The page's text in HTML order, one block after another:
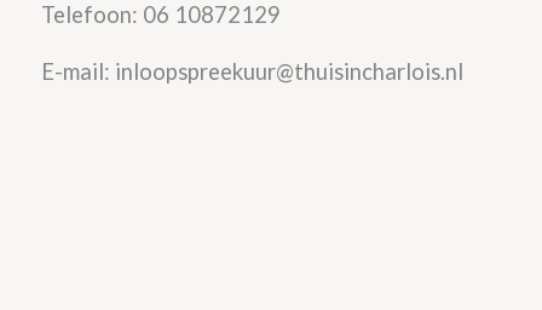
Telefoon: 06 10872129
E-mail: inloopspreekuur@thuisincharlois.nl